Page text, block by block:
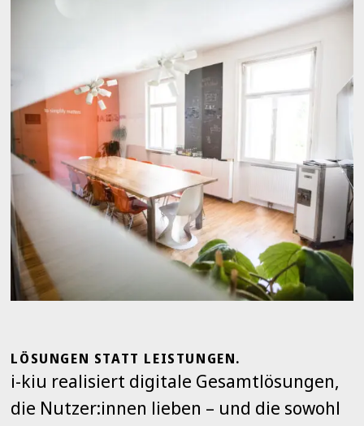
LÖSUNGEN STATT LEISTUNGEN.
i-kiu realisiert digitale Gesamtlösungen,
die Nutzer:innen lieben – und die sowohl